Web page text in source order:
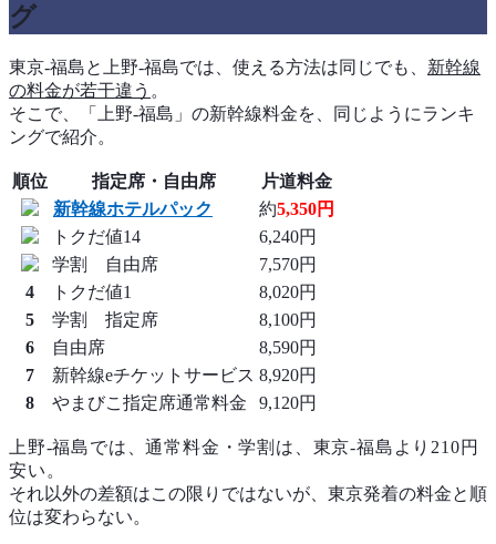
グ
東京-福島と上野-福島では、使える方法は同じでも、 新幹線
の料金が若干違う 。
そこで、「上野-福島」の新幹線料金を、同じようにランキ
ングで紹介。
順位 指定席・自由席
片道料金
新幹線ホテルパック
約5,350円
トクだ値14
6,240円
学割 自由席
7,570円
4
トクだ値1
8,020円
5
学割 指定席
8,100円
6
自由席
8,590円
7
新幹線eチケットサービス 8,920円
8
やまびこ指定席通常料金 9,120円
上野-福島では、通常料金・学割は、東京-福島より210円
安い。
それ以外の差額はこの限りではないが、東京発着の料金と順
位は変わらない。